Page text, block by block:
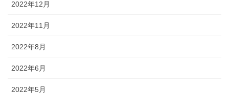
2022年12月
2022年11月
2022年8月
2022年6月
2022年5月